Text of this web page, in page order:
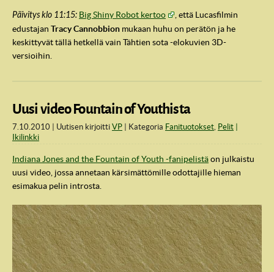
Päivitys klo 11:15: Big Shiny Robot kertoo
, että Lucasfilmin
edustajan Tracy Cannobbion mukaan huhu on perätön ja he
keskittyvät tällä hetkellä vain Tähtien sota -elokuvien 3D-
versioihin.
Uusi video Fountain of Youthista
7.10.2010 Uutisen kirjoitti VP Kategoria Fanituotokset Pelit
Ikilinkki
Indiana Jones and the Fountain of Youth -fanipelistäon julkaistu
uusi video, jossa annetaan kärsimättömille odottajille hieman
esimakua pelin introsta.